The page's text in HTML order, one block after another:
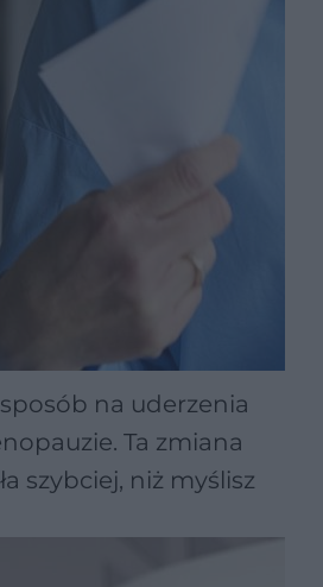
na uderzenia
Ta zmiana
szybciej, niż myślisz